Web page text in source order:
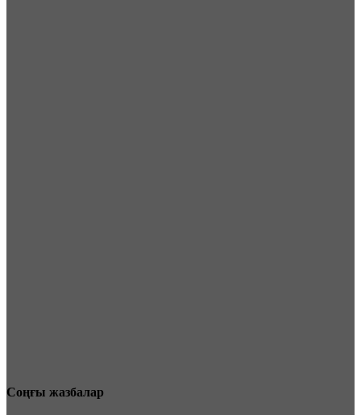
Соңғы жазбалар